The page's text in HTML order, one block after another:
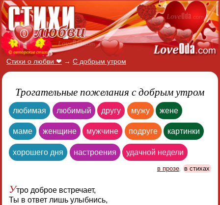
Стихи о любви ❤ → С добрым утром
Трогательные пожелания с добрым утром
любимая любимый другу мужу жене
маме женщине мужчине подруге картинки
хорошего дня настроения удачной недели
в прозе, в стихах
Утро доброе встречает,
Ты в ответ лишь улыбнись,